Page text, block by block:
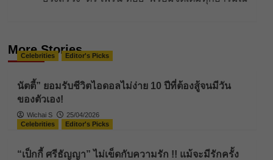
More Stories
Celebrities Editor's Picks
นัตตี้” ยอมรับชีวิตไอดอลไม่ง่าย 10 ปีที่ต้องสู้จนมีวัน
ของตัวเอง!
Wichai S
25/04/2026
Celebrities
Editor's Picks
“เป็กกี้ ศรีธัญญา” ไม่เข็ดกับความรัก !! แม้จะมีรักครั้ง